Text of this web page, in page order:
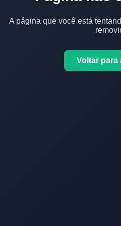
A página que você está
Voltar para